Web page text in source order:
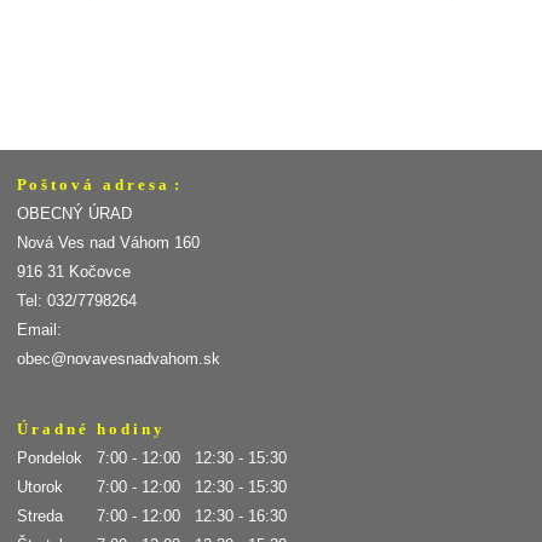
P o š t o v á a d r e s a :
OBECNÝ ÚRAD
Nová Ves nad Váhom 160
916 31 Kočovce
Tel: 032/7798264
Email:
obec@novavesnadvahom.sk
Ú r a d n é h o d i n y
Pondelok 7:00 - 12:00 12:30 - 15:30
Utorok 7:00 - 12:00 12:30 - 15:30
Streda 7:00 - 12:00 12:30 - 16:30